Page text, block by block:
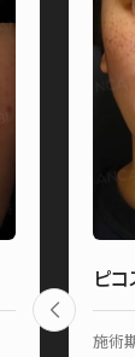
ピ
施術